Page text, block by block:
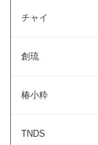
チャイ
創琉
椿小粋
TNDS